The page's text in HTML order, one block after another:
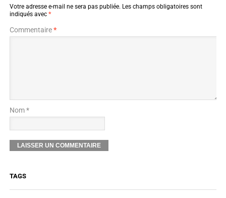
Votre adresse e-mail ne sera pas publiée. Les champs obligatoires sont
indiqués avec *
Commentaire*
Nom *
TAGS